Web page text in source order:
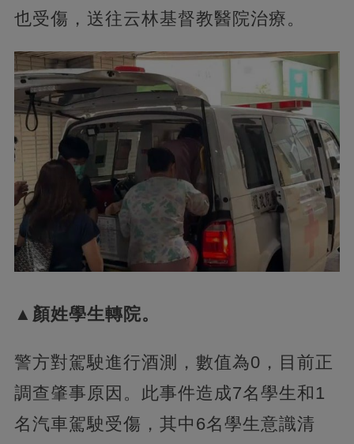
也受傷，送往云林基督教醫院治療。
▲顏姓學生轉院。
警方對駕駛進行酒測，數值為0，目前正
調查肇事原因。此事件造成7名學生和1
名汽車駕駛受傷，其中6名學生意識清